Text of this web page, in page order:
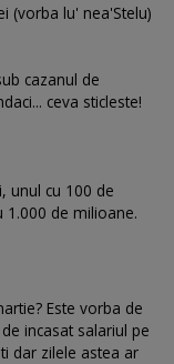
(vorba lu' nea'Stelu)
cazanul de
ceva sticleste!
unul cu 100 de
1.000 de milioane.
Este vorba de
incasat salariul pe
dar zilele astea ar